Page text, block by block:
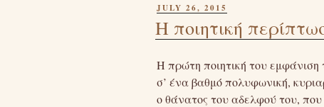
POSTED
JULY 26, 2015
Η ποιητική
Η πρώτη ποιητική του
σ’ ένα βαθμό πολυφωνική,
ο θάνατος του αδελφού του, που